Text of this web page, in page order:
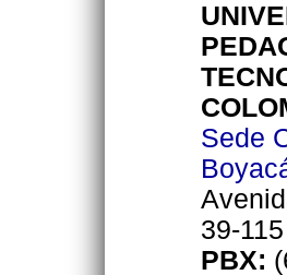
Sede
39-115
PBX: